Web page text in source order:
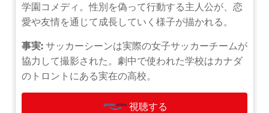
学園コメディ。性別を偽って行動する主人公が、恋
愛や友情を通じて成長していく様子が描かれる。
事実: サッカーシーンは実際の女子サッカーチームが
協力して撮影された。劇中で使われた学校はカナダ
のトロントにある実在の高校。
視聴する